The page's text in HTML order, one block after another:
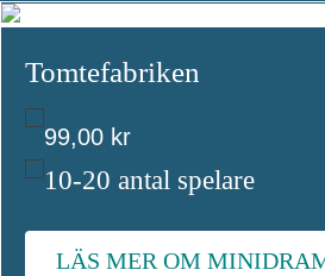
Tomtefabriken
99,00 kr
10-20 antal spelare
LÄS MER OM